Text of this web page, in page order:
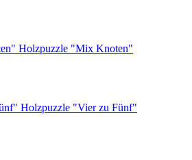
Holzpuzzle "Mix Knoten"
Holzpuzzle "Vier zu Fünf"